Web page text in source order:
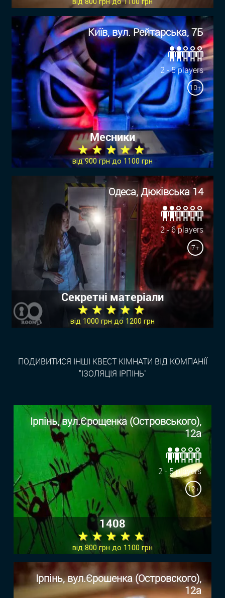
від 800 грн до 1100 грн
Київ, вул. Рейтарська, 7Б
2 - 5 players
10+
Месники
★ ★ ★ ★ ★
від 900 грн до 1100 грн
Одеса, Дюківська 14
2 - 6 players
7+
Секретні матеріали
★ ★ ★ ★ ★
від 1000 грн до 1200 грн
ПОДИВИТИСЯ ІНШІ КВЕСТ КІМНАТИ ВІД КОМПАНІЇ
"ІЗОЛЯЦІЯ ІРПІНЬ"
Ірпінь, вул.Єрощенка (Островського),
12а
2 - 5 players
12+
1408
★ ★ ★ ★ ★
від 800 грн до 1100 грн
Ірпінь, вул.Єрошенка (Островского),
12а